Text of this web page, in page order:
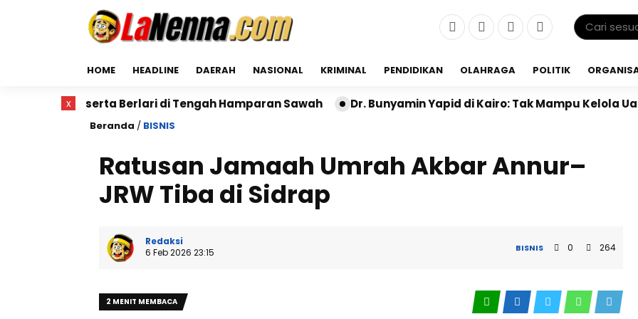
HOME HEADLINE DAERAH NASIONAL KRIMINAL PENDIDIKAN OLAHRAGA POLITIK
Berlari di Tengah Hamparan Sawah Dr. Bunyamin Yapid di Kairo: Tak Mampu Kelola Uang Bulanan,
Beranda / BISNIS
Ratusan Jamaah Umrah Akbar Annur–
JRW Tiba di Sidrap
Redaksi
6 Feb 2026 23:15
BISNIS 0 264
2 MENIT MEMBACA
x